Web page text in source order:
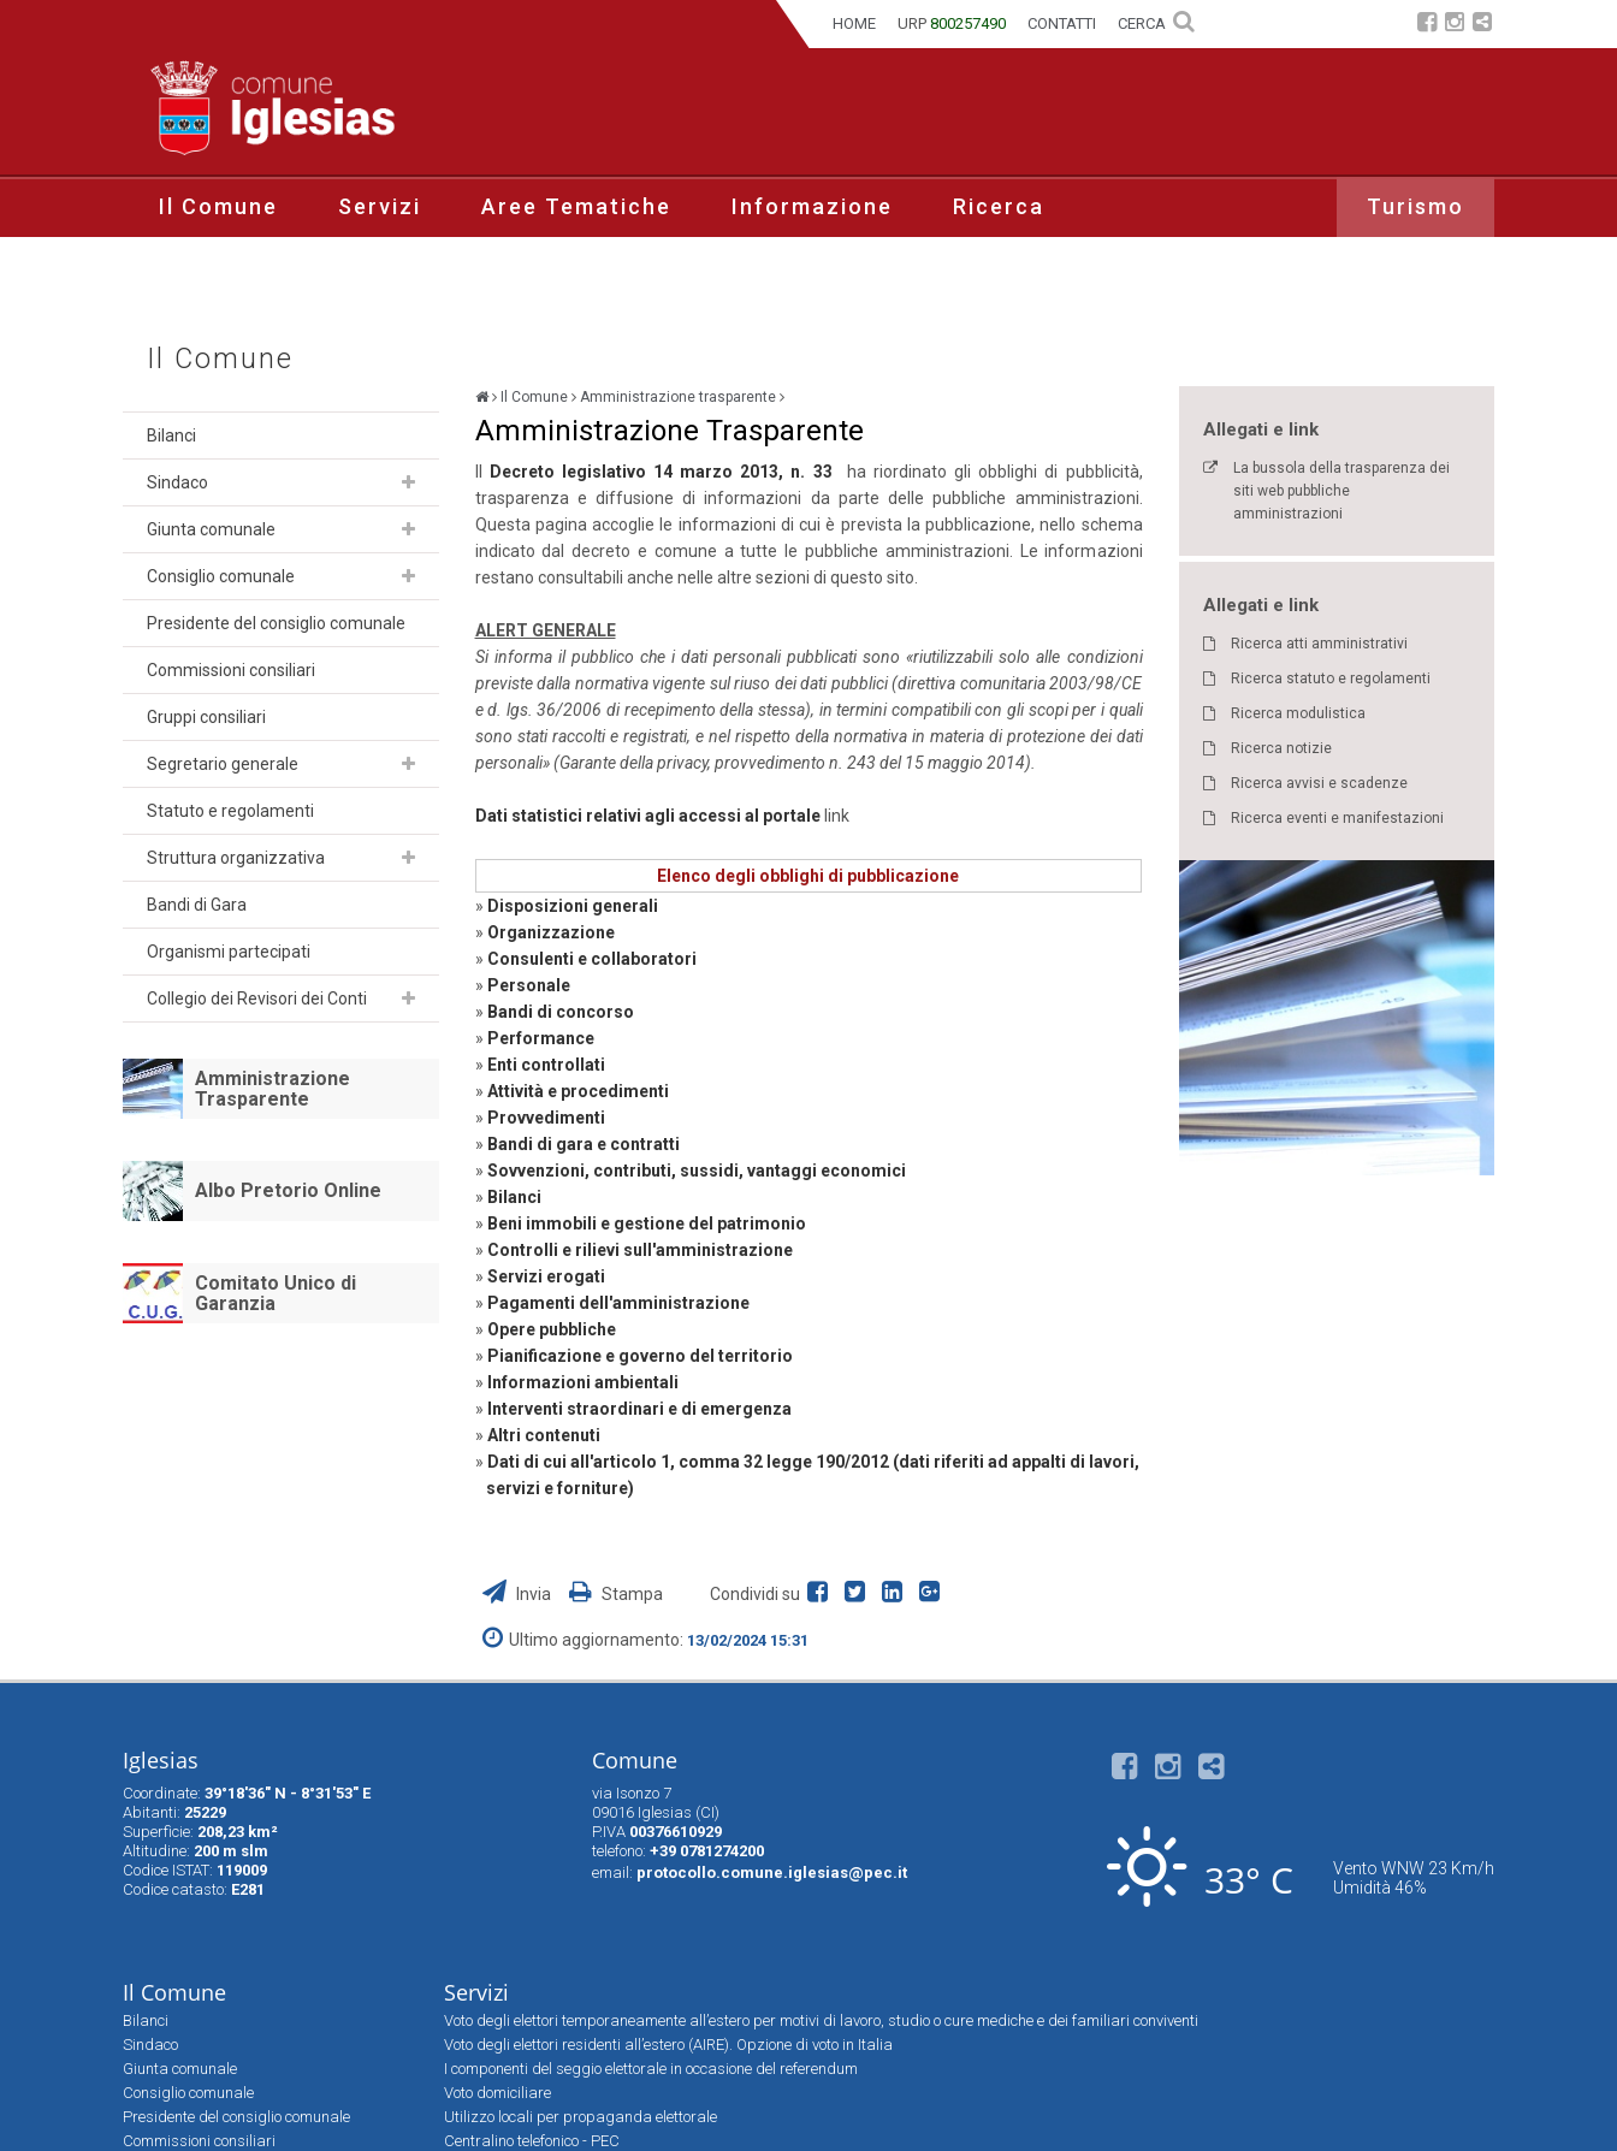
HOME URP 800257490 CONTATTI CERCA
Il Comune Servizi Aree Tematiche Informazione Turismo
Ricerca
Il Comune
Bilanci
Sindaco
Giunta comunale
Consiglio comunale
Presidente del consiglio comunale
Commissioni consiliari
Gruppi consiliari
Segretario generale
Statuto e regolamenti
Struttura organizzativa
Bandi di Gara
Organismi partecipati
Collegio dei Revisori dei Conti
Amministrazione
Trasparente
Albo Pretorio Online
Comitato Unico di
Garanzia
Il Comune Amministrazione trasparente
Amministrazione Trasparente
Decreto legislativo 14 marzo 2013, n. 33 ha riordinato gli obblighi di pubblicità,
trasparenza e diffusione di informazioni da parte delle pubbliche amministrazioni.
Questa pagina accoglie le informazioni di cui è prevista la pubblicazione, nello schema
indicato dal decreto e comune a tutte le pubbliche amministrazioni. Le informazioni
restano consultabili anche nelle altre sezioni di questo sito.
ALERT GENERALE
Si informa il pubblico che i dati personali pubblicati sono «riutilizzabili solo alle condizioni
previste dalla normativa vigente sul riuso dei dati pubblici (direttiva comunitaria 2003/98/CE
e d. lgs. 36/2006 di recepimento della stessa), in termini compatibili con gli scopi per i quali
sono stati raccolti e registrati, e nel rispetto della normativa in materia di protezione dei dati
personali» (Garante della privacy, provvedimento n. 243 del 15 maggio 2014).
Dati statistici relativi agli accessi al portale link
Elenco degli obblighi di pubblicazione
» Disposizioni generali
» Organizzazione
» Consulenti e collaboratori
» Personale
» Bandi di concorso
» Performance
» Enti controllati
» Attività e procedimenti
» Provvedimenti
» Bandi di gara e contratti
» Sovvenzioni, contributi, sussidi, vantaggi economici
» Bilanci
» Beni immobili e gestione del patrimonio
» Controlli e rilievi sull'amministrazione
» Servizi erogati
» Pagamenti dell'amministrazione
» Opere pubbliche
» Pianificazione e governo del territorio
» Informazioni ambientali
» Interventi straordinari e di emergenza
» Altri contenuti
» Dati di cui all'articolo 1, comma 32 legge 190/2012 (dati riferiti ad appalti di lavori,
servizi e forniture)
Invia Stampa Condividi su
Ultimo aggiornamento: 13/02/2024 15:31
Allegati e link
La bussola della trasparenza dei
siti web pubbliche
amministrazioni
Allegati e link
Ricerca atti amministrativi
Ricerca statuto e regolamenti
Ricerca modulistica
Ricerca notizie
Ricerca avvisi e scadenze
Ricerca eventi e manifestazioni
Iglesias
Coordinate: 39°18'36" N - 8°31'53" E
Abitanti: 25229
Superfìcie: 208,23 km²
Altitudine: 200 m slm
Codice ISTAT: 119009
Codice catasto: E281
Comune
via Isonzo 7
09016 Iglesias (CI)
P.IVA 00376610929
telefono: +39 0781274200
email: protocollo.comune.iglesias@pec.it 33° C
Vento WNW 23 Km/h
Umidità 46%
Il Comune
Bilanci
Sindaco
Giunta comunale
Consiglio comunale
Presidente del consiglio comunale
Commissioni consiliari
Servizi
Voto degli elettori temporaneamente all’estero per motivi di lavoro, studio o cure mediche e dei familiari conviventi
Voto degli elettori residenti all’estero (AIRE). Opzione di voto in Italia
I componenti del seggio elettorale in occasione del referendum
Voto domiciliare
Utilizzo locali per propaganda elettorale
Centralino telefonico - PEC